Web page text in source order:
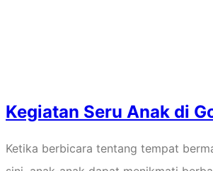
Kegiatan Seru Anak di
Ketika berbicara tentang tempat